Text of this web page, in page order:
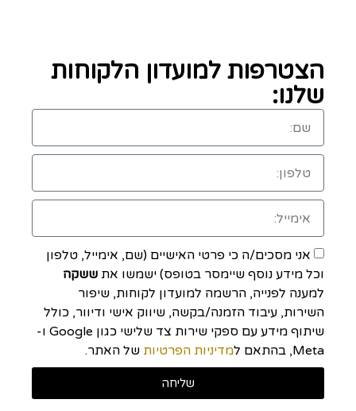
הצטרפות למועדון הלקוחות
שלנו:
אני מסכים/ה כי פרטי האישיים (שם, אימייל, טלפון
וכל מידע נוסף שיימסר בטופס) ישמשו את ששקה
למענה לפנייה, הרשמה למועדון לקוחות, שיפור
השירות, עיבוד הזמנה/בקשה, שיווק אישי ודיוור, כולל
שיתוף מידע עם ספקי שירות צד שלישי כגון Google ו-
Meta, בהתאם ל
מדיניות הפרטיות של האתר.
שליחה